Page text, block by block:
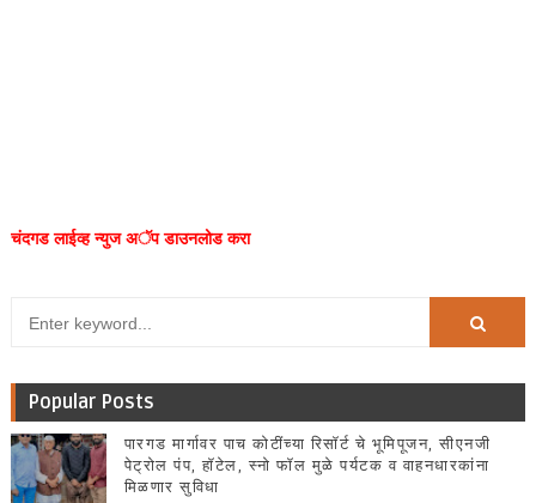
चंदगड लाईव्ह न्युज अॅप डाउनलोड करा
Popular Posts
पारगड मार्गावर पाच कोटींच्या रिसॉर्ट चे भूमिपूजन, सीएनजी
पेट्रोल पंप, हॉटेल, स्नो फॉल मुळे पर्यटक व वाहनधारकांना
मिळणार सुविधा